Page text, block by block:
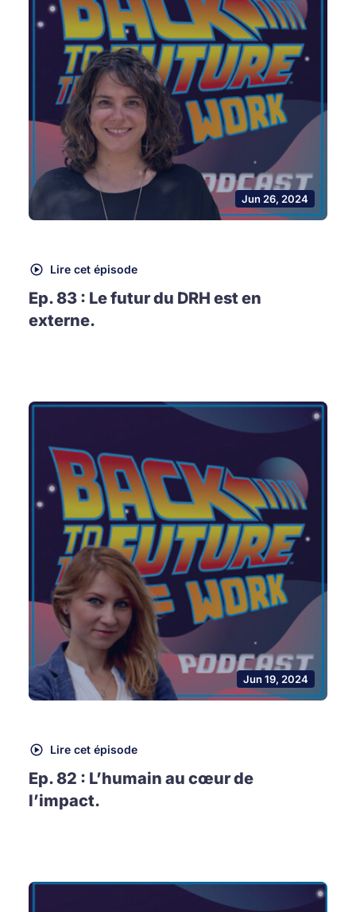
Jun 26, 2024
Lire cet épisode
Ep. 83 : Le futur du DRH est en
externe.
Jun 19, 2024
Lire cet épisode
Ep. 82 : L’humain au cœur de
l’impact.